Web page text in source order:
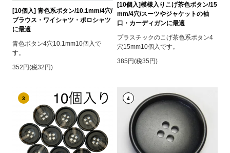
[10個入] 青色系ボタン/10.1mm/4穴/
ブラウス・ワイシャツ・ポロシャツ
に最適
青色ボタン4穴10.1mm10個入で
す。
352円(税32円)
[10個入]模様入りこげ茶色ボタン/15
mm/4穴/スーツやジャケットの袖
口・カーディガンに最適
プラスチックのこげ茶色系ボタン4
穴15mm10個入です。
385円(税35円)
3 4